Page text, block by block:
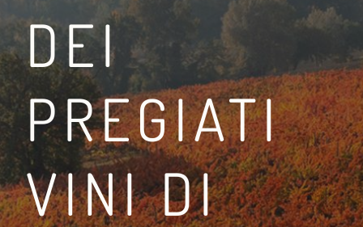
TRA LA VIA
LEGGI DI PIÙ
DEI
PREGIATI
VINI DI